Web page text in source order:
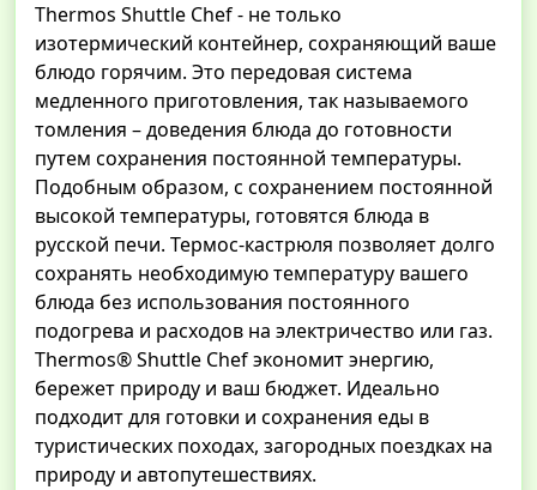
Thermos Shuttle Chef - не только
изотермический контейнер, сохраняющий ваше
блюдо горячим. Это передовая система
медленного приготовления, так называемого
томления – доведения блюда до готовности
путем сохранения постоянной температуры.
Подобным образом, с сохранением постоянной
высокой температуры, готовятся блюда в
русской печи. Термос-кастрюля позволяет долго
сохранять необходимую температуру вашего
блюда без использования постоянного
подогрева и расходов на электричество или газ.
Thermos® Shuttle Chef экономит энергию,
бережет природу и ваш бюджет. Идеально
подходит для готовки и сохранения еды в
туристических походах, загородных поездках на
природу и автопутешествиях.